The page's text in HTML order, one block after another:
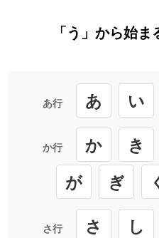
「う」から始
あ行 あ い
か行 か き
が
ぎ
さ行 さ し